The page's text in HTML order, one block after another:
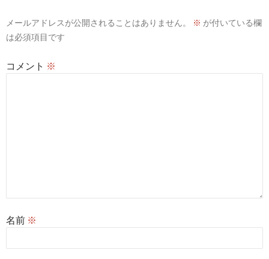
メールアドレスが公開されることはありません。 ※ が付いている欄
は必須項目です
コメント ※
名前 ※